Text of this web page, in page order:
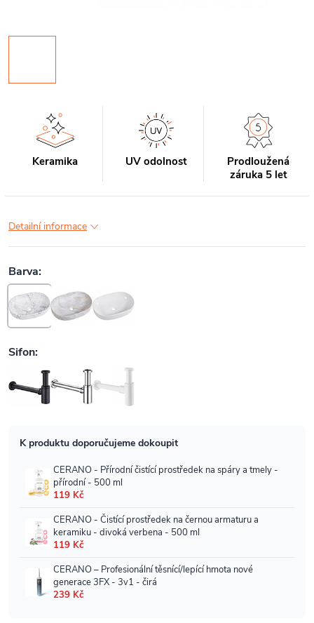
Keramika UV odolnost
Prodloužená
záruka 5 let
Detailní informace